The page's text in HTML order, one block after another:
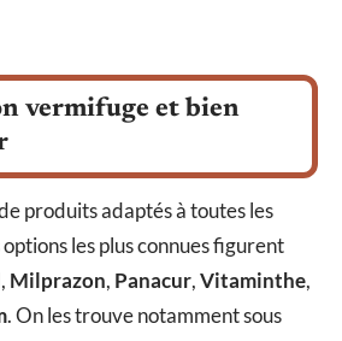
vermifuge et bien
produits adaptés à toutes les
les plus connues figurent
, Milprazon, Panacur,Vitaminthe,
. On les trouve notamment sous